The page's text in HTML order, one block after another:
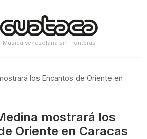
Música venezolana sin fronteras
los Encantos de Oriente en
mostrará los
Oriente en Caracas